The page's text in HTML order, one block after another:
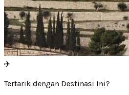
✈️
Tertarik dengan Destinasi Ini?